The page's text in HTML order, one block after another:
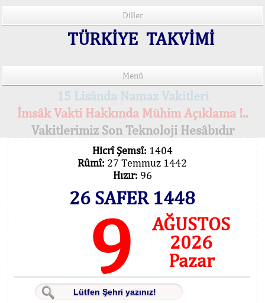
Diller
TÜRKİYE TAKVİMİ
Menü
15 Lisânda Namaz Vakitleri
İmsâk Vakti Hakkında Mühim Açıklama !..
Vakitlerimiz Son Teknoloji Hesâbıdır
Hicrî Şemsî: 1404
Rûmî: 27 Temmuz 1442
Hızır: 96
26 SAFER 1448
9
AĞUSTOS
2026
Pazar